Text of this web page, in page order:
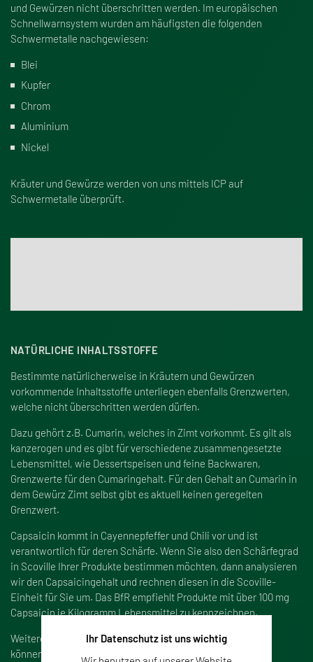
und Gewürzen nicht überschritten werden. Im europäischen
Schnellwarnsystem wurden am häufigsten die folgenden
Schwermetalle nachgewiesen:
Blei
Kupfer
Chrom
Aluminium
Nickel
Kräuter und Gewürze werden von uns mittels ICP auf
Schwermetalle überprüft.
NATÜRLICHE INHALTSSTOFFE
Bestimmte natürlicherweise in Kräutern und Gewürzen
vorkommende Inhaltsstoffe unterliegen ebenfalls Grenzwerten,
welche nicht überschritten werden dürfen.
Dazu gehört z.B. Cumarin, welches in Zimt vorkommt. Es gilt als
kanzerogen und es gibt für verschiedene zusammengesetzte
Lebensmittel, wie Dessertspeisen und feine Backwaren,
Grenzwerte für den Cumaringehalt. Für den Gehalt an Cumarin in
dem Gewürz Zimt selbst gibt es aktuell keinen geregelten
Grenzwert.
Capsaicin kommt in Cayennepfeffer und Chili vor und ist
verantwortlich für deren Schärfe. Wenn Sie also den Schärfegrad
in Scoville Ihrer Produkte bestimmen möchten, dann analysieren
wir den Capsaicingehalt und rechnen diesen in die Scoville-
Einheit für Sie um. Das BfR empfiehlt Produkte mit über 100 mg
Capsaicin je Kilogramm Lebensmittel zu kennzeichnen.
Weitere natürliche Inhaltsstoffe, die wir für Sie analysieren
können, sind: Piperin, ätherische Öle und Vanillin.
Ihr Datenschutz ist uns wichtig